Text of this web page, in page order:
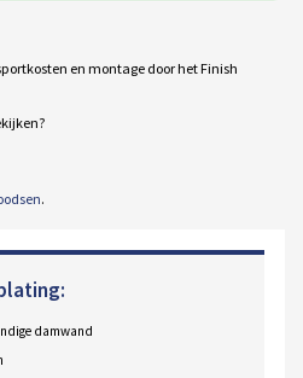
en montage door het Finish
.
damwand